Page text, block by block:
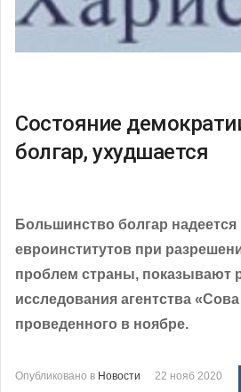
Состояние
болгар, ухудшается
Большинство болгар
евроинститутов при
проблем страны, показывают
исследования агентства
проведенного в ноябре.
Опубликовано в Новости 22 нояб 2020